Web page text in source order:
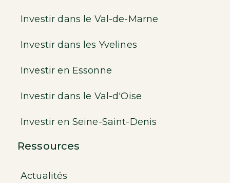
Investir dans le Val-de-Marne
Investir dans les Yvelines
Investir en Essonne
Investir dans le Val-d'Oise
Investir en Seine-Saint-Denis
Ressources
Actualités